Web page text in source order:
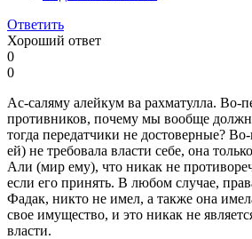
Ответить
Хороший ответ
0
0
Ас-саляму алейкум ва рахматулла. Во-
противников, почему мы вообще
тогда передатчики не достоверные?
ей) не требовала власти себе, она
Али (мир ему), что никак не
если его принять. В любом случае,
Фадак, никто не имел, а также она
свое имущество, и это никак не
власти.